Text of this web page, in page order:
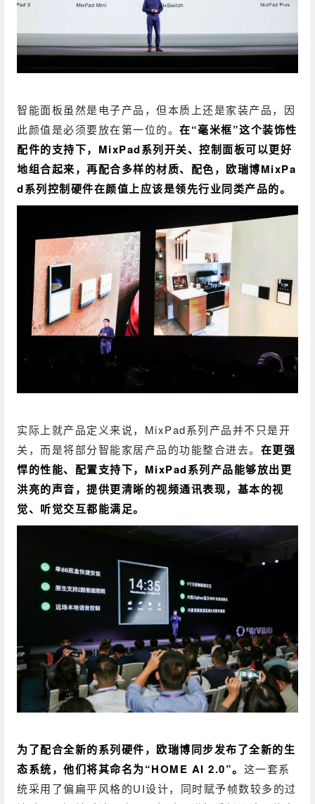
智能面板虽然是电子产品，但本质上还是家装产品，因
此颜值是必须要放在第一位的。 在“毫米框”这个装饰性
配件的支持下，MixPad系列开关、控制面板可以更好
地组合起来，再配合多样的材质、配色，欧瑞博MixPa
d系列控制硬件在颜值上应该是领先行业同类产品的。
实际上就产品定义来说，MixPad系列产品并不只是开
关，而是将部分智能家居产品的功能整合进去。 在更强
悍的性能、配置支持下，MixPad系列产品能够放出更
洪亮的声音，提供更清晰的视频通讯表现，基本的视
觉、听觉交互都能满足。
为了配合全新的系列硬件，欧瑞博同步发布了全新的生
态系统，他们将其命名为“HOME AI 2.0”。 这一套系
统采用了偏扁平风格的UI设计，同时赋予帧数较多的过